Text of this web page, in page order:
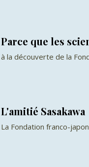
Parce que les
à la découverte de la
L'amitié Sasakawa
La Fondation franco-